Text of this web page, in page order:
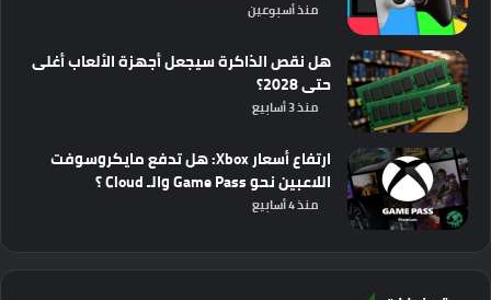
منذ أسبوعين
هل نقص الذاكرة سيجعل أجهزة الألعاب أغلى
حتى 2028؟
منذ 3 أسابيع
ارتفاع أسعار Xbox: هل تدفع مايكروسوفت
اللاعبين نحو Game Pass والـ Cloud ؟
منذ 4 أسابيع